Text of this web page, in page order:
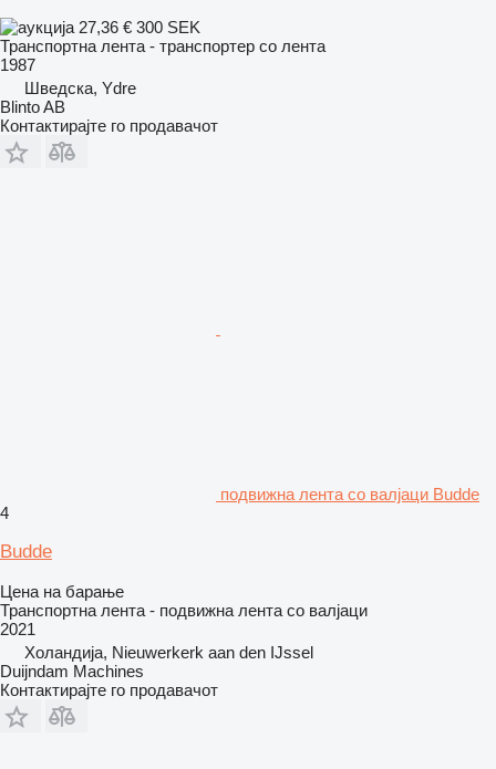
27,36 € 300 SEK
Транспортна лента - транспортер со лента
1987
Шведска, Ydre
Blinto AB
Контактирајте го продавачот
подвижна лента со валјаци Budde
4
Budde
Цена на барање
Транспортна лента - подвижна лента со валјаци
2021
Холандија, Nieuwerkerk aan den IJssel
Duijndam Machines
Контактирајте го продавачот